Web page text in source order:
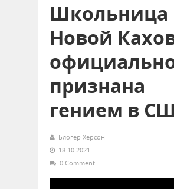
Школьница
Новой
признана
гением в
Блогер Херсон
18.10.2021
0 Comment